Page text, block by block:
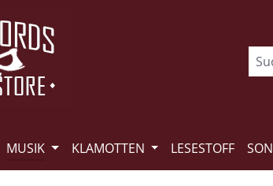
springen
MUSIK KLAMOTTEN LESESTOFF